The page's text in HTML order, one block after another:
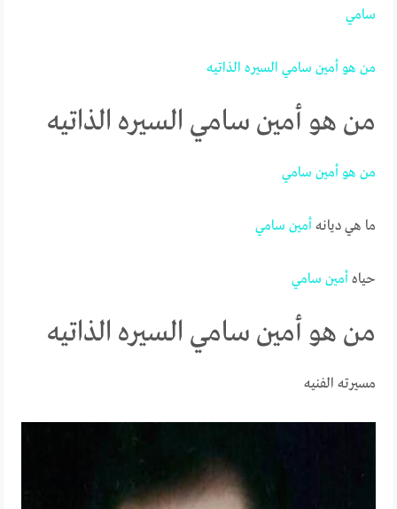
سامي
من هو أمين سامي السيره الذاتيه
من هو أمين سامي السيره الذاتيه
من هو أمين سامي
ما هي ديانه أمين سامي
حياه أمين سامي
من هو أمين سامي السيره الذاتيه
مسيرته الفنيه